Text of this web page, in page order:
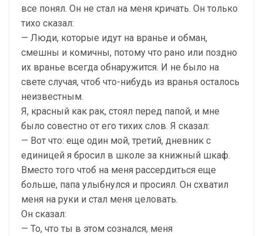
все понял. Он не стал на меня кричать. Он только
тихо сказал:
— Люди, которые идут на вранье и обман,
смешны и комичны, потому что рано или поздно
их вранье всегда обнаружится. И не было на
свете случая, чтоб что-нибудь из вранья осталось
неизвестным.
Я, красный как рак, стоял перед папой, и мне
было совестно от его тихих слов. Я сказал:
— Вот что: еще один мой, третий, дневник с
единицей я бросил в школе за книжный шкаф.
Вместо того чтоб на меня рассердиться еще
больше, папа улыбнулся и просиял. Он схватил
меня на руки и стал меня целовать.
Он сказал:
— То, что ты в этом сознался, меня